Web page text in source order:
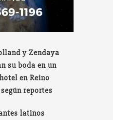
y Zendaya
su boda en un
en Reino
reportes
latinos